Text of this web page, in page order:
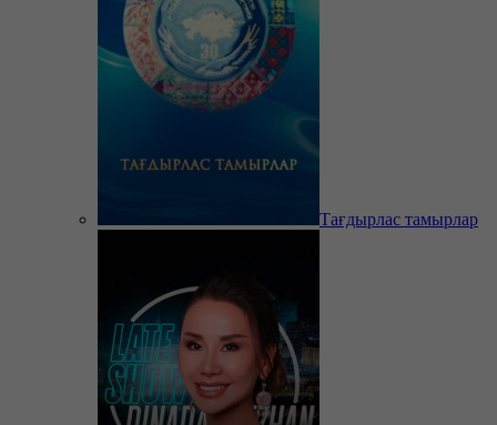
Тағдырлас тамырлар